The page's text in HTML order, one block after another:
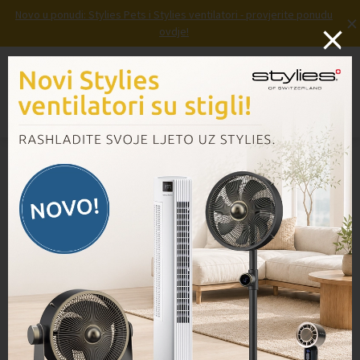
Novo u ponudi: Stylies Pets i Stylies ventilatori - provjerite ponudu
ovdje!
×
Prijava Košarica
Domov
/ Proizvodi / Leptirić za Thermomix TM5